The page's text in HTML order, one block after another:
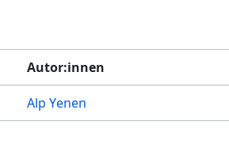
Autor:innen
Alp Yenen